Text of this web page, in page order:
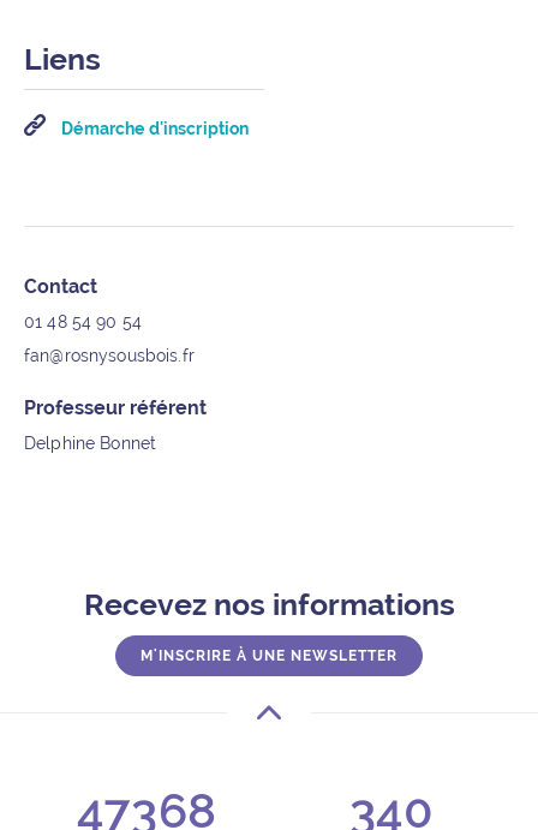
Liens
Démarche d'inscription
Informations supplémentaires
Contact
01 48 54 90 54
fan@rosnysousbois.fr
Professeur référent
Delphine Bonnet
Recevez nos informations
M'INSCRIRE À UNE NEWSLETTER
47368 340